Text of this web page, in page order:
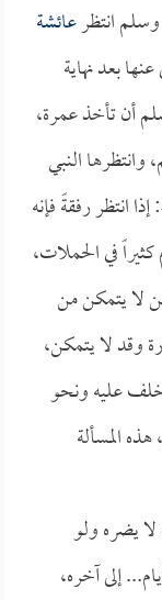
وسلم انتظرعائشة
بعد نهاية
أن تأخذ عمرة،
وانتظرها النبي
انتظر رفقةً فإنه
في الحملات،
لا يتمكن من
وقد لا يتمكن،
عليه ونحو
المسألة
لا يضره ولو
إلى آخره،